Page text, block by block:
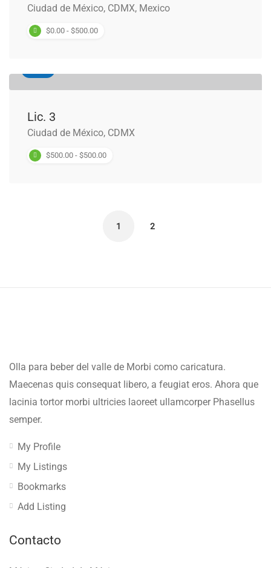
Ciudad de México, CDMX, Mexico
$0.00 - $500.00
Lic. 3
Ciudad de México, CDMX
$500.00 - $500.00
1 2
Olla para beber del valle de Morbi como caricatura.
Maecenas quis consequat libero, a feugiat eros. Ahora que
lacinia tortor morbi ultricies laoreet ullamcorper Phasellus
semper.
My Profile
My Listings
Bookmarks
Add Listing
Contacto